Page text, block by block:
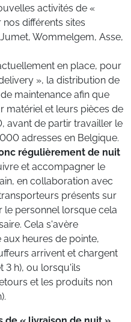
activités de «
différents sites
Wommelgem, Asse,
en place, pour
», la distribution de
maintenance afin que
matériel et leurs pièces de
avant de partir travailler le
adresses en Belgique.
régulièrement de nuit
et accompagner le
en collaboration avec
présents sur
le personnel lorsque cela
Cela s'avère
heures de pointe,
arrivent et chargent
3 h), ou lorsqu'ils
et les produits non